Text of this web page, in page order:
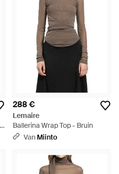
288 €
Lemaire
Ballerina Wrap Top - Bruin
Van Miinto